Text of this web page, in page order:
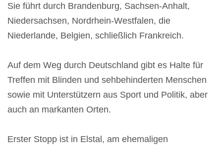
Sie führt durch Brandenburg, Sachsen-Anhalt,
Niedersachsen, Nordrhein-Westfalen, die
Niederlande, Belgien, schließlich Frankreich.
Auf dem Weg durch Deutschland gibt es Halte für
Treffen mit Blinden und sehbehinderten Menschen
sowie mit Unterstützern aus Sport und Politik, aber
auch an markanten Orten.
Erster Stopp ist in Elstal, am ehemaligen